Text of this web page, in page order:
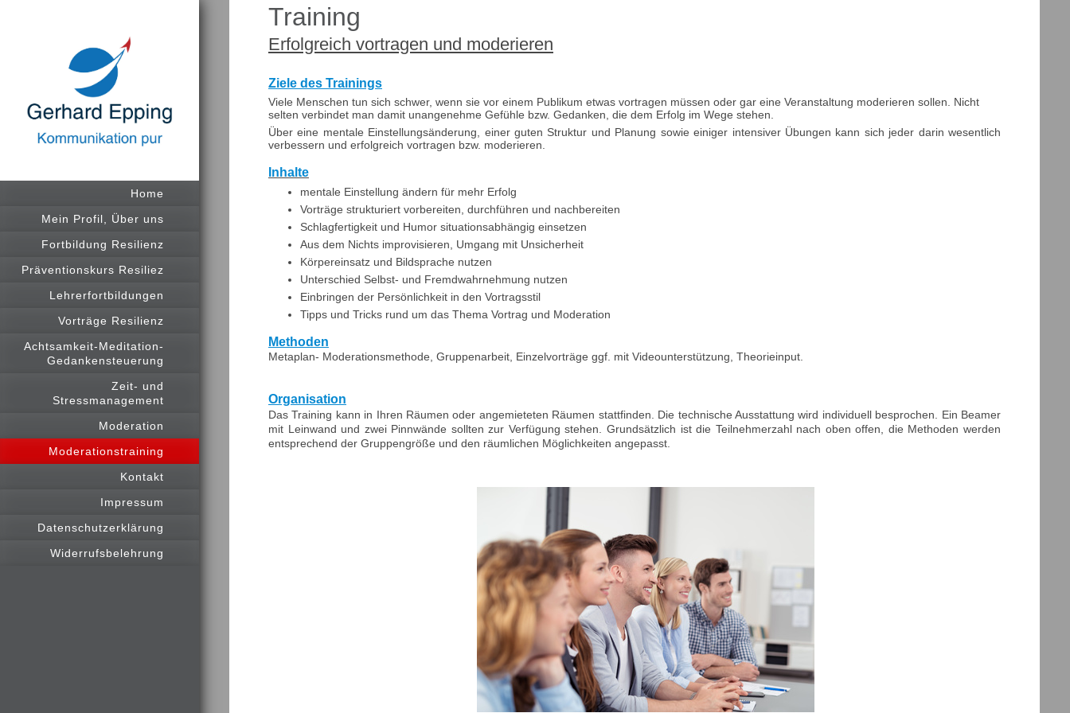
Home
Mein Profil, Über uns
Fortbildung Resilienz
Präventionskurs Resiliez
Lehrerfortbildungen
Vorträge Resilienz
Achtsamkeit-Meditation-
Gedankensteuerung
Zeit- und
Stressmanagement
Moderation
Moderationstraining
Kontakt
Impressum
Datenschutzerklärung
Widerrufsbelehrung
Training
Erfolgreich vortragen und moderieren
Ziele des Trainings
Viele Menschen tun sich schwer, wenn sie vor einem Publikum etwas vortragen müssen oder gar eine Veranstaltung moderieren sollen. Nicht
selten verbindet man damit unangenehme Gefühle bzw. Gedanken, die dem Erfolg im Wege stehen.
Über eine mentale Einstellungsänderung, einer guten Struktur und Planung sowie einiger intensiver Übungen kann sich jeder darin wesentlich
verbessern und erfolgreich vortragen bzw. moderieren.
Inhalte
mentale Einstellung ändern für mehr Erfolg
Vorträge strukturiert vorbereiten, durchführen und nachbereiten
Schlagfertigkeit und Humor situationsabhängig einsetzen
Aus dem Nichts improvisieren, Umgang mit Unsicherheit
Körpereinsatz und Bildsprache nutzen
Unterschied Selbst- und Fremdwahrnehmung nutzen
Einbringen der Persönlichkeit in den Vortragsstil
Tipps und Tricks rund um das Thema Vortrag und Moderation
Methoden
Metaplan- Moderationsmethode, Gruppenarbeit, Einzelvorträge ggf. mit Videounterstützung, Theorieinput.
Organisation
Das Training kann in Ihren Räumen oder angemieteten Räumen stattfinden. Die technische Ausstattung wird individuell besprochen. Ein Beamer
mit Leinwand und zwei Pinnwände sollten zur Verfügung stehen. Grundsätzlich ist die Teilnehmerzahl nach oben offen, die Methoden werden
entsprechend der Gruppengröße und den räumlichen Möglichkeiten angepasst.